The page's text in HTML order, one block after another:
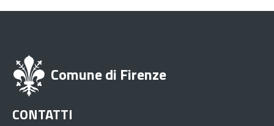
Comune di Firenze
CONTATTI